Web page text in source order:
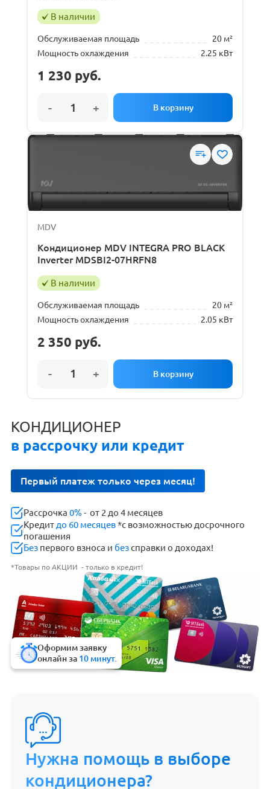
В наличии
Обслуживаемая площадь
20 м²
Мощность охлаждения
2.25 кВт
1 230 руб.
MDV
Кондиционер MDV INTEGRA PRO BLACK
Inverter MDSBI2-07HRFN8
В наличии
Обслуживаемая площадь
20 м²
Мощность охлаждения
2.05 кВт
2 350 руб.
КОНДИЦИОНЕР
в рассрочку или кредит
Первый платеж только через месяц!
Рассрочка0% - от 2 до 4 месяцев
Кредит до 60 месяцев*с возможностью досрочного
погашения
Без первого взноса и безсправки о доходах!
*Товары по АКЦИИ - только в кредит!
Оформим заявку
онлайн за 10 минут.
Нужна помощь в выборе
кондиционера?